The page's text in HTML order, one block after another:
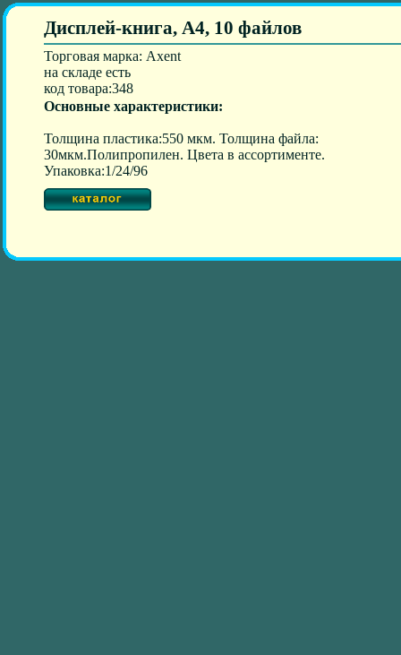
Дисплей-книга, А4, 10 файлов
Торговая марка: Axent
на складе есть
код товара:348
Основные характеристики:
Толщина пластика:550 мкм. Толщина файла:
30мкм.Полипропилен. Цвета в ассортименте.
Упаковка:1/24/96